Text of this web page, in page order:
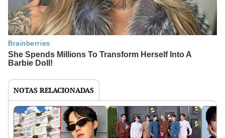
NOTAS RELACIONADAS